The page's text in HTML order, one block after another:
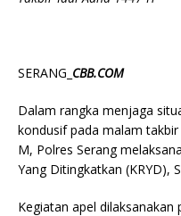
SERANG_ CBB.COM
Dalam rangka menjaga
kondusif pada malam
M, Polres Serang
Yang Ditingkatkan (KRYD),
Kegiatan apel dilaksanakan